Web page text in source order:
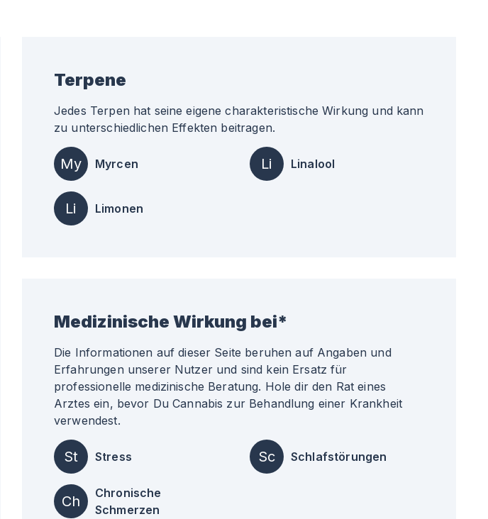
Terpene
Jedes Terpen hat seine eigene charakteristische Wirkung und kann
zu unterschiedlichen Effekten beitragen.
My Myrcen Li Linalool
Li Limonen
Medizinische Wirkung bei*
Die Informationen auf dieser Seite beruhen auf Angaben und
Erfahrungen unserer Nutzer und sind kein Ersatz für
professionelle medizinische Beratung. Hole dir den Rat eines
Arztes ein, bevor Du Cannabis zur Behandlung einer Krankheit
verwendest.
St Stress Sc Schlafstörungen
Ch
Chronische
Schmerzen